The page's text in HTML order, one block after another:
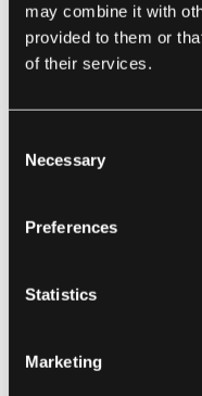
may combine it with
provided to them or
of their services.
Selection
Necessary
Preferences
Statistics
Marketing
Sunn Mat App
Beviser at UX Er
lettfordøyelig form. Det
forklare